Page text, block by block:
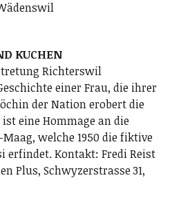
KUCHEN
Richterswil
einer Frau, die ihrer
der Nation erobert die
eine Hommage an die
welche 1950 die fiktive
erfindet. Kontakt: Fredi Reist
Plus, Schwyzerstrasse 31,